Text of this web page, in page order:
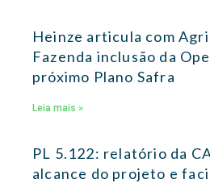
Heinze articula com
Fazenda inclusão da
próximo Plano Safra
Leia mais »
PL 5.122: relatório da
alcance do projeto e